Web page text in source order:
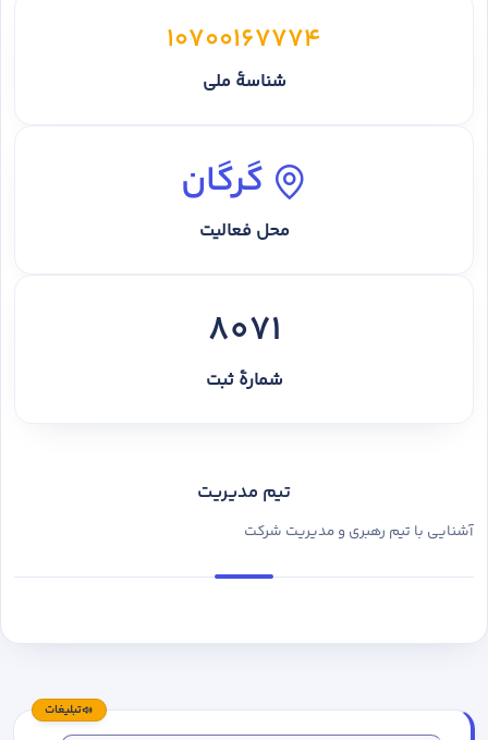
10700167774
شناسهٔ ملی
گرگان
محل فعالیت
8071
شمارهٔ ثبت
تیم مدیریت
آشنایی با تیم رهبری و مدیریت شرکت
تبلیغات